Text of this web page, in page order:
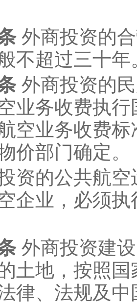
外商投资的
不超过三十年
外商投资的
业务收费执行
空业务收费标
价部门确定。
的公共航空
企业，必须执
外商投资建
土地，按照国
律、法规及中